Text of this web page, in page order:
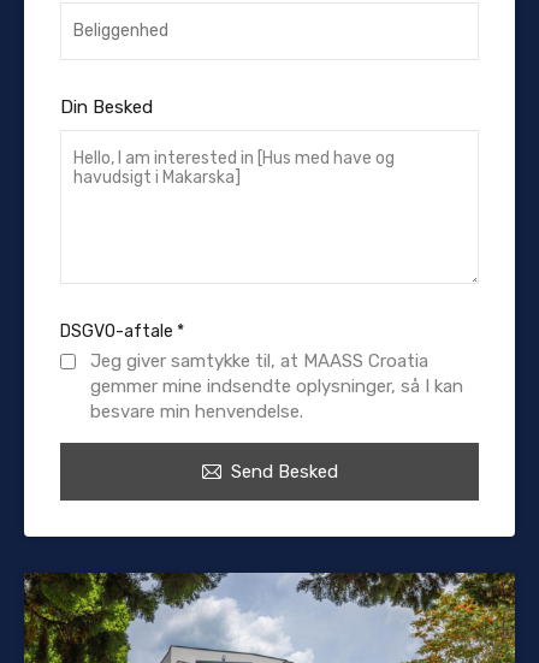
Din Besked
DSGVO-aftale *
Jeg giver samtykke til, at MAASS Croatia
gemmer mine indsendte oplysninger, så I kan
besvare min henvendelse.
Send Besked